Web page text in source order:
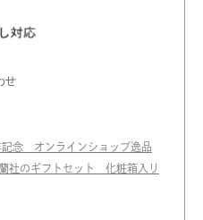
せ
記念 オンラインショップ逸品
社のギフトセット 化粧箱入り